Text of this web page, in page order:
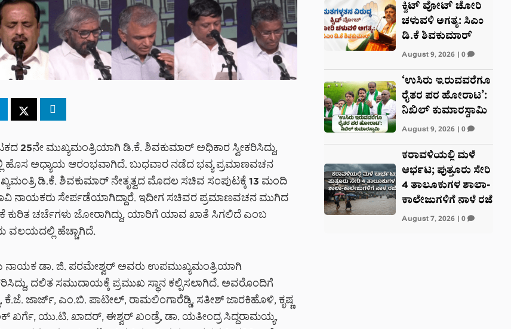
25ನೇ ಮುಖ್ಯಮಂತ್ರಿಯಾಗಿ ಡಿ.ಕೆ. ಶಿವಕುಮಾರ್ ಅಧಿಕಾರ ಸ್ವೀಕರಿಸಿದ್ದು,
ಹೊಸ ಅಧ್ಯಾಯ ಆರಂಭವಾಗಿದೆ. ಬುಧವಾರ ನಡೆದ ಭವ್ಯ ಪ್ರಮಾಣವಚನ
ಡಿ.ಕೆ. ಶಿವಕುಮಾರ್ ನೇತೃತ್ವದ ಮೊದಲ ಸಚಿವ ಸಂಪುಟಕ್ಕೆ 13 ಮಂದಿ
ನಾಯಕರು ಸೇರ್ಪಡೆಯಾಗಿದ್ದಾರೆ. ಇದೀಗ ಸಚಿವರ ಪ್ರಮಾಣವಚನ ಮುಗಿದ
ಕುರಿತ ಚರ್ಚೆಗಳು ಜೋರಾಗಿದ್ದು, ಯಾರಿಗೆ ಯಾವ ಖಾತೆ ಸಿಗಲಿದೆ ಎಂಬ
ವಲಯದಲ್ಲಿ ಹೆಚ್ಚಾಗಿದೆ.
ನಾಯಕ ಡಾ. ಜಿ. ಪರಮೇಶ್ವರ್ ಅವರು ಉಪಮುಖ್ಯಮಂತ್ರಿಯಾಗಿ
ದಲಿತ ಸಮುದಾಯಕ್ಕೆ ಪ್ರಮುಖ ಸ್ಥಾನ ಕಲ್ಪಿಸಲಾಗಿದೆ. ಅವರೊಂದಿಗೆ
ಜಾರ್ಜ್, ಎಂ.ಬಿ. ಪಾಟೀಲ್, ರಾಮಲಿಂಗಾರೆಡ್ಡಿ, ಸತೀಶ್ ಜಾರಕಿಹೊಳಿ, ಕೃಷ್ಣ
ಖರ್ಗೆ, ಯು.ಟಿ. ಖಾದರ್, ಈಶ್ವರ್ ಖಂಡ್ರೆ, ಡಾ. ಯತೀಂದ್ರ ಸಿದ್ದರಾಮಯ್ಯ,
ಕ್ವಿಟ್ ವೋಟ್ ಚೋರಿ
ಚಳುವಳಿ ಅಗತ್ಯ: ಸಿಎಂ
ಡಿ.ಕೆ ಶಿವಕುಮಾರ್
August 9, 2026| 0
‘ಉಸಿರು ಇರುವವರೆಗೂ
ರೈತರ ಪರ ಹೋರಾಟ’:
ನಿಖಿಲ್ ಕುಮಾರಸ್ವಾಮಿ
August 9, 2026| 0
ಕರಾವಳಿಯಲ್ಲಿ ಮಳೆ
ಆರ್ಭಟ; ಪುತ್ತೂರು ಸೇರಿ
4 ತಾಲೂಕುಗಳ ಶಾಲಾ-
ಕಾಲೇಜುಗಳಿಗೆ ನಾಳೆ ರಜೆ
August 7, 2026| 0